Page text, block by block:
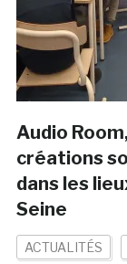
Audio
créations
dans les
Seine
ACTUALITÉS